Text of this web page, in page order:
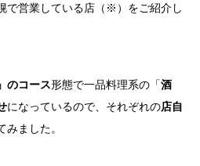
で営業している店（※）をご紹介し
のコース形態で一品料理系の「酒
になっているので、それぞれの店自
みました。